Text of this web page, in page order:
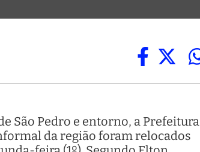
São Pedro e entorno, a Prefeitura
da região foram relocados